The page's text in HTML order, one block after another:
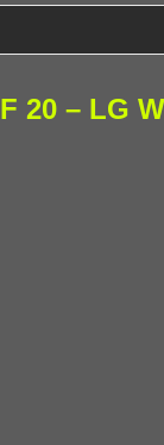
20 – LG